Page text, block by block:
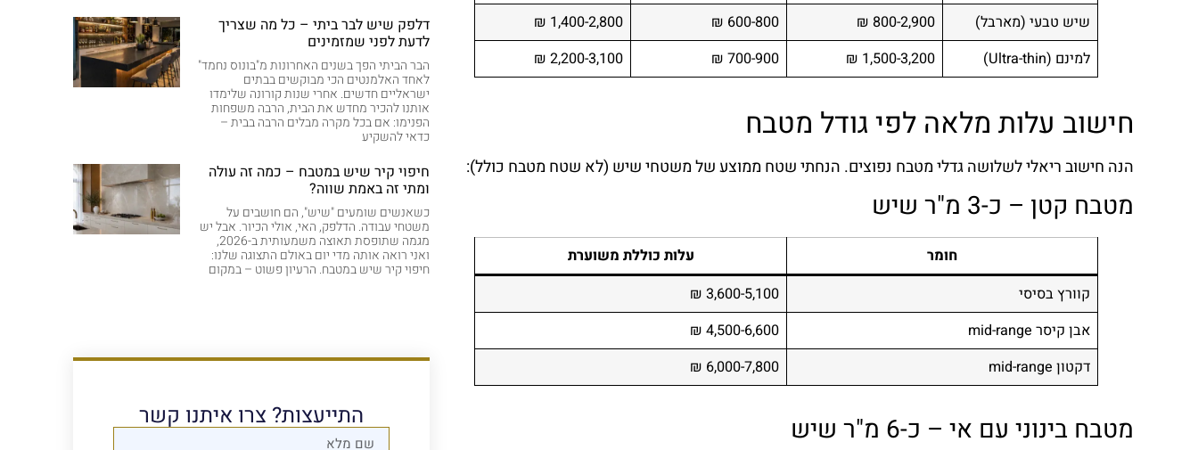
שיש טבעי (מארבל)
800-2,900 ₪
600-800 ₪
1,400-2,800 ₪
למינם (Ultra-thin)
1,500-3,200 ₪
700-900 ₪
2,200-3,100 ₪
חישוב עלות מלאה לפי גודל מטבח
הנה חישוב ריאלי לשלושה גדלי מטבח נפוצים. הנחתי שטח ממוצע של משטחי שיש (לא שטח מטבח כולל):
מטבח קטן – כ-3 מ"ר שיש
חומר
עלות כוללת משוערת
קוורץ בסיסי
3,600-5,100 ₪
אבן קיסר mid-range
4,500-6,600 ₪
דקטון mid-range
6,000-7,800 ₪
מטבח בינוני עם אי – כ-6 מ"ר שיש
דלפק שיש לבר ביתי – כל מה שצריך
לדעת לפני שמזמינים
הבר הביתי הפך בשנים האחרונות מ"בונוס נחמד"
לאחד האלמנטים הכי מבוקשים בבתים
ישראליים חדשים. אחרי שנות קורונה שלימדו
אותנו להכיר מחדש את הבית, הרבה משפחות
הפנימו: אם בכל מקרה מבלים הרבה בבית –
כדאי להשקיע
חיפוי קיר שיש במטבח – כמה זה עולה
ומתי זה באמת שווה?
כשאנשים שומעים "שיש", הם חושבים על
משטחי עבודה. הדלפק, האי, אולי הכיור. אבל יש
מגמה שתופסת תאוצה משמעותית ב-2026,
ואני רואה אותה מדי יום באולם התצוגה שלנו:
חיפוי קיר שיש במטבח. הרעיון פשוט – במקום
התייעצות? צרו איתנו קשר